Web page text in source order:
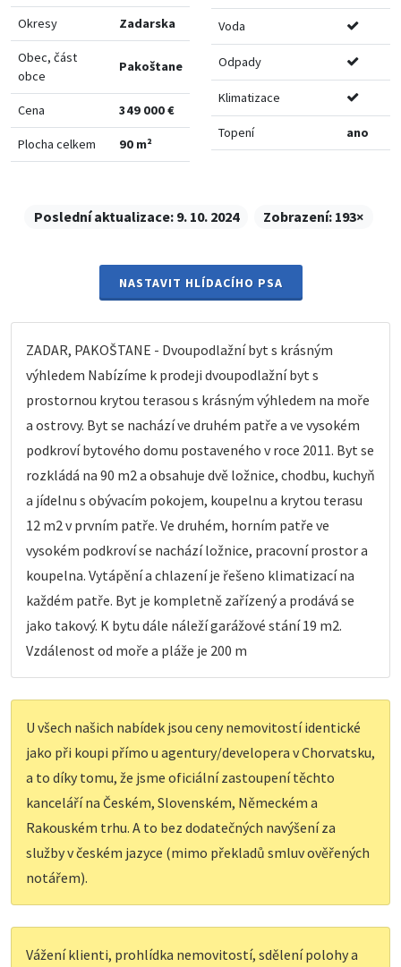
Okresy Zadarska
Obec, část
obce
Pakoštane
Cena 349 000 €
Plocha celkem 90 m²
Voda
Odpady
Klimatizace
Topení ano
Poslední aktualizace: 9. 10. 2024 Zobrazení: 193×
NASTAVIT HLÍDACÍHO PSA
ZADAR, PAKOŠTANE - Dvoupodlažní byt s krásným
výhledem Nabízíme k prodeji dvoupodlažní byt s
prostornou krytou terasou s krásným výhledem na moře
a ostrovy. Byt se nachází ve druhém patře a ve vysokém
podkroví bytového domu postaveného v roce 2011. Byt se
rozkládá na 90 m2 a obsahuje dvě ložnice, chodbu, kuchyň
a jídelnu s obývacím pokojem, koupelnu a krytou terasu
12 m2 v prvním patře. Ve druhém, horním patře ve
vysokém podkroví se nachází ložnice, pracovní prostor a
koupelna. Vytápění a chlazení je řešeno klimatizací na
každém patře. Byt je kompletně zařízený a prodává se
jako takový. K bytu dále náleží garážové stání 19 m2.
Vzdálenost od moře a pláže je 200 m
U všech našich nabídek jsou ceny nemovitostí identické
jako při koupi přímo u agentury/developera v Chorvatsku,
a to díky tomu, že jsme oficiální zastoupení těchto
kanceláří na Českém, Slovenském, Německém a
Rakouském trhu. A to bez dodatečných navýšení za
služby v českém jazyce (mimo překladů smluv ověřených
notářem).
Vážení klienti, prohlídka nemovitostí, sdělení polohy a